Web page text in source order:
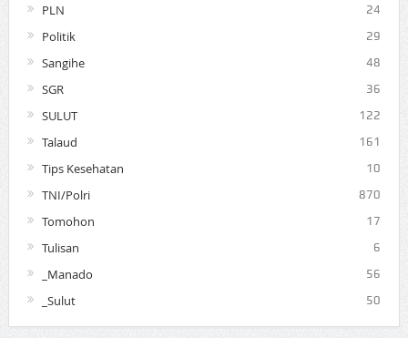
PLN 24
Politik 29
Sangihe 48
SGR 36
SULUT 122
Talaud 161
Tips Kesehatan 10
TNI/Polri 870
Tomohon 17
Tulisan 6
_Manado 56
_Sulut 50